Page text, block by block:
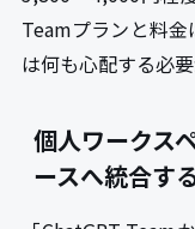
Teamプランと料
は何も心配する必
個人ワークス
ースへ統合す